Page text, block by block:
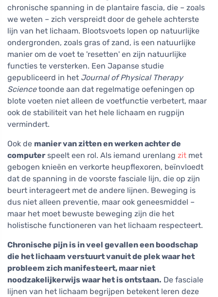
chronische spanning in de plantaire fascia, die – zoals
we weten – zich verspreidt door de gehele achterste
lijn van het lichaam. Blootsvoets lopen op natuurlijke
ondergronden, zoals gras of zand, is een natuurlijke
manier om de voet te 'resetten' en zijn natuurlijke
functies te versterken. Een Japanse studie
gepubliceerd in het Journal of Physical Therapy
Sciencetoonde aan dat regelmatige oefeningen op
blote voeten niet alleen de voetfunctie verbetert, maar
ook de stabiliteit van het hele lichaam en rugpijn
vermindert.
Ook de manier van zitten en werken achter de
computer speelt een rol. Als iemand urenlang zit met
gebogen knieën en verkorte heupflexoren, beïnvloedt
dat de spanning in de voorste fasciale lijn, die op zijn
beurt interageert met de andere lijnen. Beweging is
dus niet alleen preventie, maar ook geneesmiddel –
maar het moet bewuste beweging zijn die het
holistische functioneren van het lichaam respecteert.
Chronische pijn is in veel gevallen een boodschap
die het lichaam verstuurt vanuit de plek waar het
probleem zich manifesteert, maar niet
noodzakelijkerwijs waar het is ontstaan. De fasciale
lijnen van het lichaam begrijpen betekent leren deze